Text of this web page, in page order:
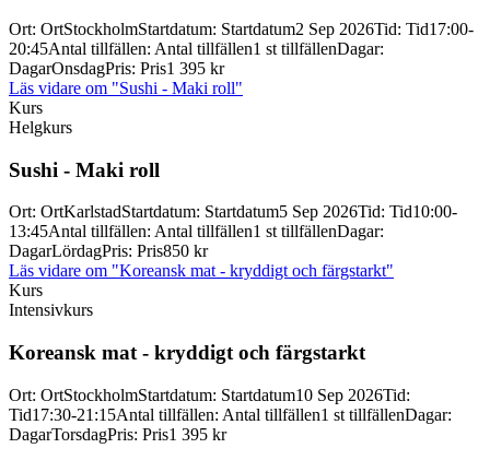
Ort: OrtStockholmStartdatum: Startdatum2 Sep 2026Tid: Tid17:00-
20:45Antal tillfällen: Antal tillfällen1 st tillfällenDagar:
DagarOnsdagPris: Pris1 395 kr
Läs vidare om "Sushi - Maki roll"
Kurs
Helgkurs
Sushi - Maki roll
Ort: OrtKarlstadStartdatum: Startdatum5 Sep 2026Tid: Tid10:00-
13:45Antal tillfällen: Antal tillfällen1 st tillfällenDagar:
DagarLördagPris: Pris850 kr
Läs vidare om "Koreansk mat - kryddigt och färgstarkt"
Kurs
Intensivkurs
Koreansk mat - kryddigt och färgstarkt
Ort: OrtStockholmStartdatum: Startdatum10 Sep 2026Tid:
Tid17:30-21:15Antal tillfällen: Antal tillfällen1 st tillfällenDagar:
DagarTorsdagPris: Pris1 395 kr